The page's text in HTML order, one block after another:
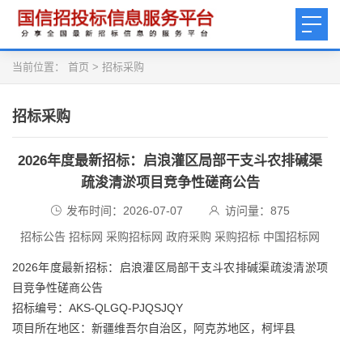
当前位置： 首页 > 招标采购
招标采购
2026年度最新招标：启浪灌区局部干支斗农排碱渠
疏浚清淤项目竞争性磋商公告
发布时间：2026-07-07 访问量： 875
招标公告 招标网 采购招标网 政府采购 采购招标 中国招标网
2026年度最新招标：启浪灌区局部干支斗农排碱渠疏浚清淤项
目竞争性磋商公告
招标编号：AKS-QLGQ-PJQSJQY
项目所在地区：新疆维吾尔自治区，阿克苏地区，柯坪县